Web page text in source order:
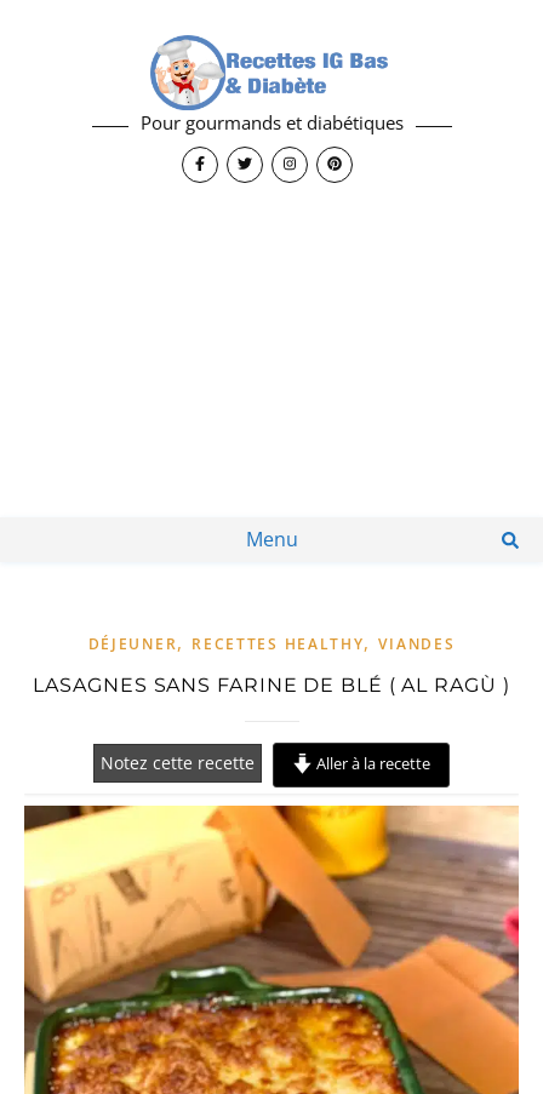
Pour gourmands et diabétiques
Menu
DÉJEUNER, RECETTES HEALTHY,VIANDES
LASAGNES SANS FARINE DE BLÉ ( AL RAGÙ )
Notez cette recette Aller à la recette